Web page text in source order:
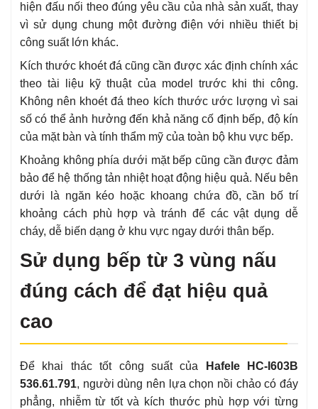
hiện đấu nối theo đúng yêu cầu của nhà sản xuất, thay
vì sử dụng chung một đường điện với nhiều thiết bị
công suất lớn khác.
Kích thước khoét đá cũng cần được xác định chính xác
theo tài liệu kỹ thuật của model trước khi thi công.
Không nên khoét đá theo kích thước ước lượng vì sai
số có thể ảnh hưởng đến khả năng cố định bếp, độ kín
của mặt bàn và tính thẩm mỹ của toàn bộ khu vực bếp.
Khoảng không phía dưới mặt bếp cũng cần được đảm
bảo để hệ thống tản nhiệt hoạt động hiệu quả. Nếu bên
dưới là ngăn kéo hoặc khoang chứa đồ, cần bố trí
khoảng cách phù hợp và tránh để các vật dụng dễ
cháy, dễ biến dạng ở khu vực ngay dưới thân bếp.
Sử dụng bếp từ 3 vùng nấu
đúng cách để đạt hiệu quả
cao
Để khai thác tốt công suất của
Hafele HC-I603B
536.61.791, người dùng nên lựa chọn nồi chảo có đáy
phẳng, nhiễm từ tốt và kích thước phù hợp với từng